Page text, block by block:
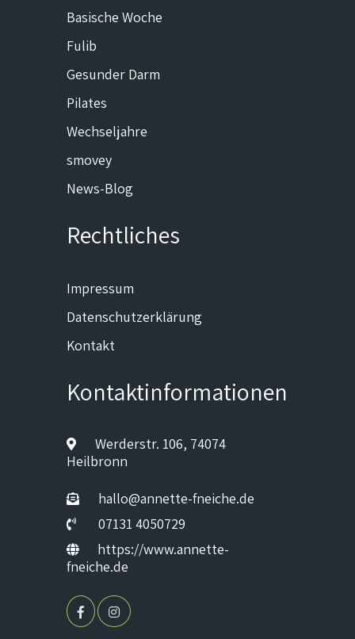
Basische Woche
Fulib
Gesunder Darm
Pilates
Wechseljahre
smovey
News-Blog
Rechtliches
Impressum
Datenschutzerklärung
Kontakt
Kontaktinformationen
Werderstr. 106, 74074
Heilbronn
hallo@annette-fneiche.de
07131 4050729
https://www.annette-
fneiche.de